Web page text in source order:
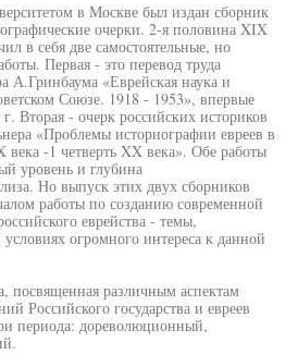
в Москве был издан сборник
очерки. 2-я половина XIX
в себя две самостоятельные, но
Первая - это перевод труда
А.Гринбаума «Еврейская наука и
Союзе. 1918 - 1953», впервые
Вторая - очерк российских историков
«Проблемы историографии евреев в
-1 четверть XX века». Обе работы
уровень и глубина
Но выпуск этих двух сборников
работы по созданию современной
еврейства - темы,
огромного интереса к данной
посвященная различным аспектам
Российского государства и евреев
периода: дореволюционный,